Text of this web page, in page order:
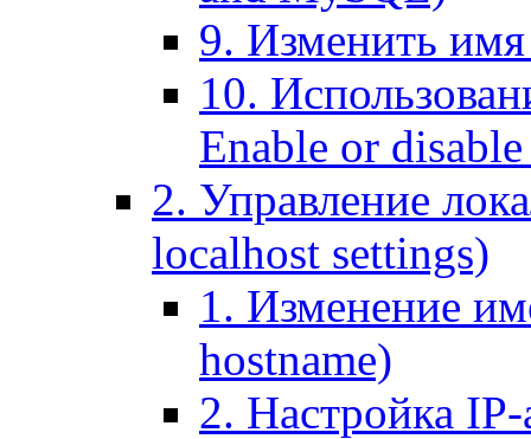
9. Изменить имя
10.
Enable or
2. Управление
localhost settings)
1. Изменение
hostname)
2. Настройка IP-